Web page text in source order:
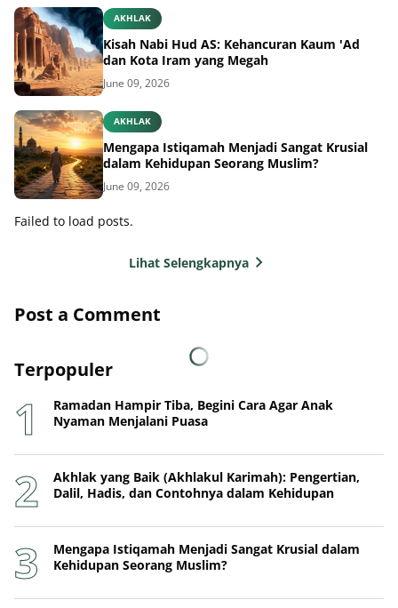
AKHLAK
Kisah Nabi Hud AS: Kehancuran Kaum 'Ad
dan Kota Iram yang Megah
June 09, 2026
AKHLAK
Mengapa Istiqamah Menjadi Sangat Krusial
dalam Kehidupan Seorang Muslim?
June 09, 2026
Failed to load posts.
Lihat Selengkapnya
Post a Comment
Terpopuler
Ramadan Hampir Tiba, Begini Cara Agar Anak
Nyaman Menjalani Puasa
Akhlak yang Baik (Akhlakul Karimah): Pengertian,
Dalil, Hadis, dan Contohnya dalam Kehidupan
Mengapa Istiqamah Menjadi Sangat Krusial dalam
Kehidupan Seorang Muslim?